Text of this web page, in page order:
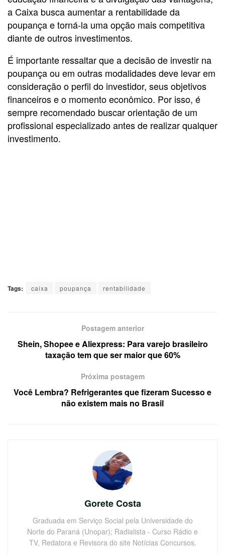
a Caixa busca aumentar a rentabilidade da
poupança e torná-la uma opção mais competitiva
diante de outros investimentos.
É importante ressaltar que a decisão de investir na
poupança ou em outras modalidades deve levar em
consideração o perfil do investidor, seus objetivos
financeiros e o momento econômico. Por isso, é
sempre recomendado buscar orientação de um
profissional especializado antes de realizar qualquer
investimento.
Tags: caixa poupança rentabilidade
Postagem anterior
Shein, Shopee e Aliexpress: Para varejo brasileiro
taxação tem que ser maior que 60%
Próxima postagem
Você Lembra? Refrigerantes que fizeram Sucesso e
não existem mais no Brasil
Gorete Costa
Graduada em Serviço Social pela Universidade do
Norte do Paraná (Unopar); Radialista - Curso Rádio e
TV, Redatora e Revisora do site Notícias Concursos.